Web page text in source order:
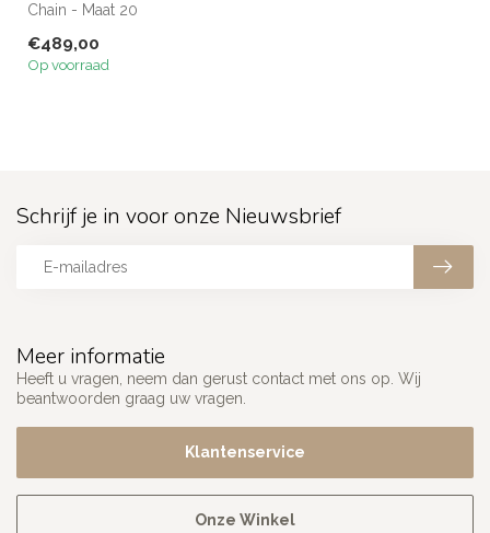
Chain - Maat 20
€489,00
Op voorraad
Meer informatie
Heeft u vragen, neem dan gerust contact met ons op. Wij
beantwoorden graag uw vragen.
Klantenservice
Onze Winkel
Schrijf je in voor onze Nieuwsbrief